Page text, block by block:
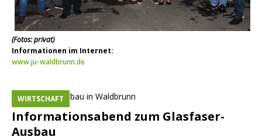
(Fotos: privat)
Informationen im Internet:​
www.ju-waldbrunn.de
Informationsabend zum Glasfaser-
Ausbau
WIRTSCHAFT